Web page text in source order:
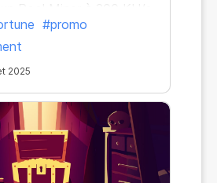
Pool Miner à 200 KH/s
#promo
2025